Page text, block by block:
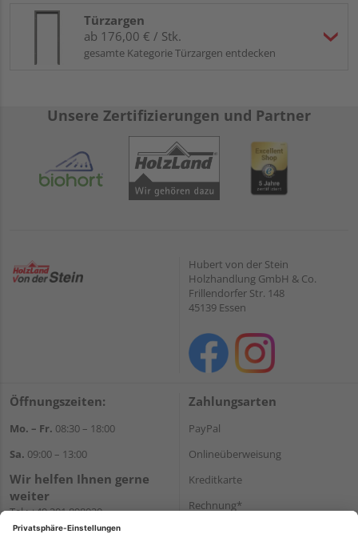
Türzargen
ab 176,00 € / Stk.
gesamte Kategorie Türzargen entdecken
Unsere Zertifizierungen und Partner
Hubert von der Stein
Holzhandlung GmbH & Co.
Frillendorfer Str. 148
45139 Essen
Öffnungszeiten:
Mo. – Fr. 08:30 – 18:00
Sa. 09:00 – 13:00
Wir helfen Ihnen gerne
weiter
Tel.:+49 201 898020
E-Mail:shop@vonderstein.de
Zahlungsarten
PayPal
Onlineüberweisung
Kreditkarte
Rechnung*